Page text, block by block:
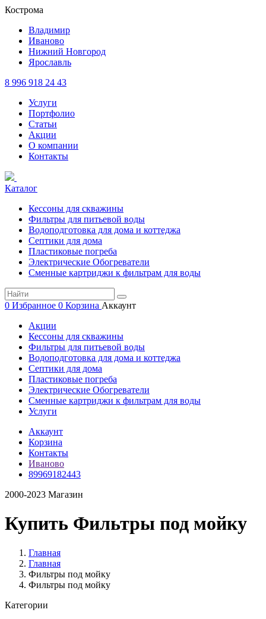
Кострома
Владимир
Иваново
Нижний Новгород
Ярославль
8 996 918 24 43
Услуги
Портфолио
Статьи
Акции
О компании
Контакты
Каталог
Кессоны для скважины
Фильтры для питьевой воды
Водоподготовка для дома и коттеджа
Септики для дома
Пластиковые погреба
Электрические Обогреватели
Сменные картриджи к фильтрам для воды
0 Избранное 0 Корзина Аккаунт
Акции
Кессоны для скважины
Фильтры для питьевой воды
Водоподготовка для дома и коттеджа
Септики для дома
Пластиковые погреба
Электрические Обогреватели
Сменные картриджи к фильтрам для воды
Услуги
Аккаунт
Корзина
Контакты
Иваново
89969182443
2000-2023 Магазин
Купить Фильтры под мойку
Главная
Главная
Фильтры под мойку
Фильтры под мойку
Категории